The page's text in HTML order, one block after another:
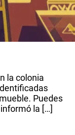
la colonia
Puedes
la […]